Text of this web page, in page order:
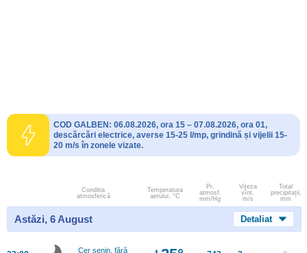
COD GALBEN: 06.08.2026, ora 15 – 07.08.2026, ora 01,
descărcări electrice, averse 15-25 l/mp, grindină și vijelii 15-
20 m/s în zonele vizate.
Conditia
atmosferică
Temperatura
aerului, °C
Pr.
atmosf.
mm/Hg
Viteza
vînt.
m/s
Total
precipitații,
mm
Astăzi, 6 August Detaliat
Cer senin, fără